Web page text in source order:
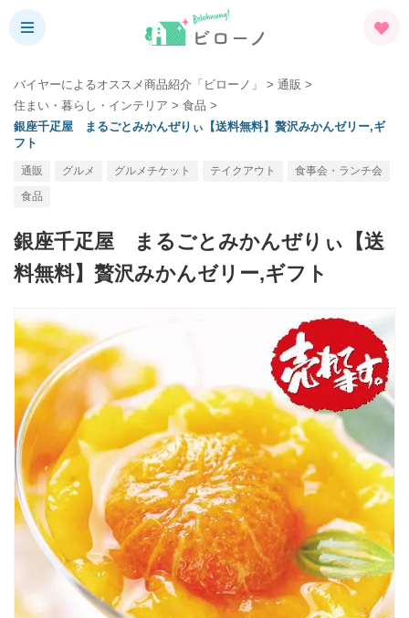
バイヤーによるオススメ商品紹介「ビローノ」 > 通販 >
住まい・暮らし・インテリア > 食品 >
銀座千疋屋 まるごとみかんぜりぃ【送料無料】贅沢みかんゼリー,ギ
フト
通販 グルメ グルメチケット テイクアウト 食事会・ランチ会
食品
銀座千疋屋 まるごとみかんぜりぃ【送
料無料】贅沢みかんゼリー,ギフト